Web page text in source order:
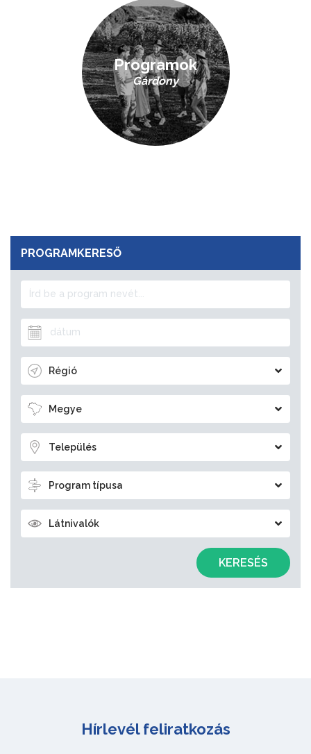
Programok
Gárdony
PROGRAMKERESŐ
Régió
Megye
Település
Program típusa
Látnivalók
KERESÉS
Hírlevél feliratkozás